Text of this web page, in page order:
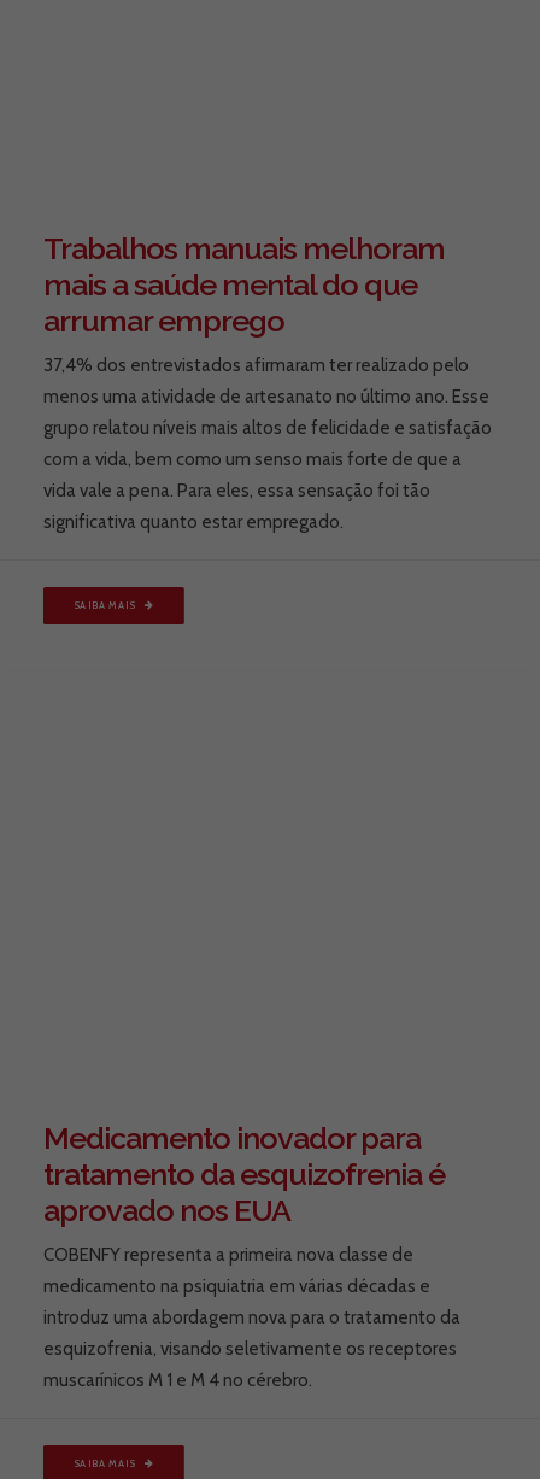
Trabalhos manuais melhoram
mais a saúde mental do que
arrumar emprego
37,4% dos entrevistados afirmaram ter realizado pelo
menos uma atividade de artesanato no último ano. Esse
grupo relatou níveis mais altos de felicidade e satisfação
com a vida, bem como um senso mais forte de que a
vida vale a pena. Para eles, essa sensação foi tão
significativa quanto estar empregado.
SAIBA MAIS
Medicamento inovador para
tratamento da esquizofrenia é
aprovado nos EUA
COBENFY representa a primeira nova classe de
medicamento na psiquiatria em várias décadas e
introduz uma abordagem nova para o tratamento da
esquizofrenia, visando seletivamente os receptores
muscarínicos M 1 e M 4 no cérebro.
SAIBA MAIS